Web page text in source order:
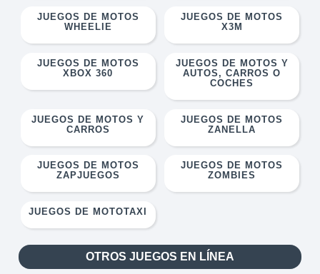
JUEGOS DE MOTOS
WHEELIE
JUEGOS DE MOTOS
X3M
JUEGOS DE MOTOS
XBOX 360
JUEGOS DE MOTOS Y
AUTOS, CARROS O
COCHES
JUEGOS DE MOTOS Y
CARROS
JUEGOS DE MOTOS
ZANELLA
JUEGOS DE MOTOS
ZAPJUEGOS
JUEGOS DE MOTOS
ZOMBIES
JUEGOS DE MOTOTAXI
OTROS JUEGOS EN LÍNEA